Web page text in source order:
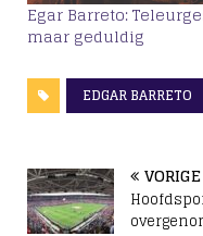
Egar Barreto:
maar geduldig
EDGAR BARRETO
VORIGE